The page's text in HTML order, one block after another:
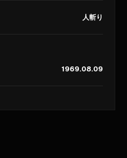
人斬り
1969.08.09